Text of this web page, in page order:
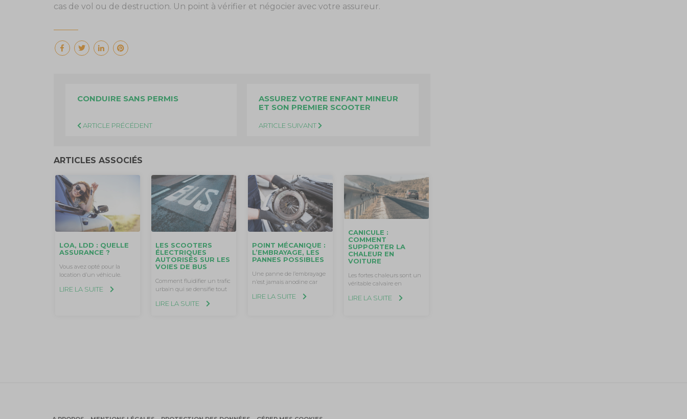
cas de vol ou de destruction. Un point à vérifier et négocier avec votre assureur.
CONDUIRE SANS PERMIS
ARTICLE PRÉCÉDENT
ASSUREZ VOTRE ENFANT MINEUR
ET SON PREMIER SCOOTER
ARTICLE SUIVANT
ARTICLES ASSOCIÉS
LOA, LDD : QUELLE
ASSURANCE ?
Vous avez opté pour la
location d’un véhicule.
LIRE LA SUITE
LES SCOOTERS
ÉLECTRIQUES
AUTORISÉS SUR LES
VOIES DE BUS
Comment fluidifier un trafic
urbain qui se densifie tout
LIRE LA SUITE
POINT MÉCANIQUE :
L’EMBRAYAGE, LES
PANNES POSSIBLES
Une panne de l’embrayage
n’est jamais anodine car
LIRE LA SUITE
CANICULE :
COMMENT
SUPPORTER LA
CHALEUR EN
VOITURE
Les fortes chaleurs sont un
véritable calvaire en
LIRE LA SUITE